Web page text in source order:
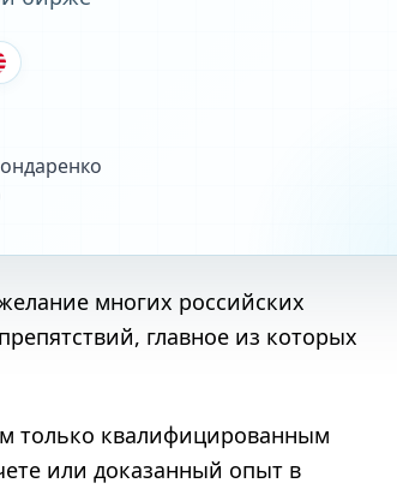
многих российских
главное из которых
только квалифицированным
или доказанный опыт в